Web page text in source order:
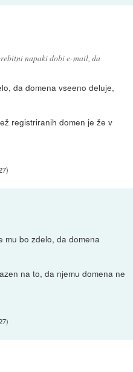
napaki dobi e-mail, da
da domena vseeno deluje,
registriranih domen je že v
)
mu bo zdelo, da domena
na to, da njemu domena ne
)